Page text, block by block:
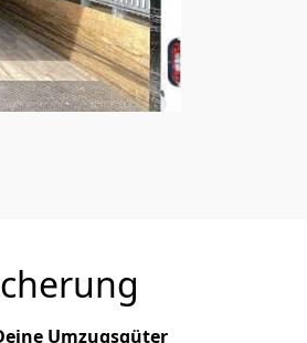
Umzugsgüter